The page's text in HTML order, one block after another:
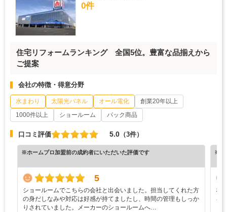
0件
住宅リフォームランキング 全国5位。豊富な品揃えから
ご提案
会社の特徴・得意分野
水まわり 太陽光パネル オール電化
創業20年以上
1000件以上
ショールーム パック商品
口コミ評価 5.0 （3件）
※ホームプロ加盟前の成約者にいただいた評価です
5
ショールームでこちらの会社と出会いました。担当してくれた方
の身だしなみや対応は好感が持てましたし、時間の管理もしっか
りされていました。メーカーのショールームへ…
※ホ
な
ろ